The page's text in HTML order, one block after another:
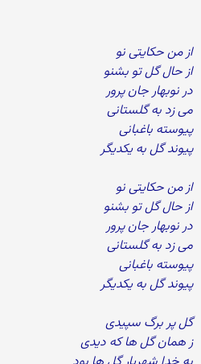
از من حکایتی نو
از حال گل تو بشنو
در نوبهار جان پرور
می زد به گلستانی
پیوسته باغبانی
پیوند گل به یکدیگر
از من حکایتی نو
از حال گل تو بشنو
در نوبهار جان پرور
می زد به گلستانی
پیوسته باغبانی
پیوند گل به یکدیگر
گل پر برگ سپیدی
ز همان گل ها که دیدی